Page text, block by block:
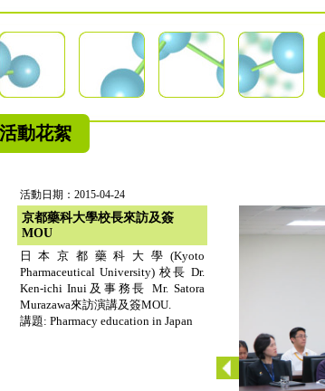
活動花絮
活動日期：2015-04-24
京都藥科大學校長來訪及簽
MOU
日本京都藥科大學(Kyoto
Pharmaceutical University) 校長 Dr.
Ken-ichi Inui及事務長 Mr. Satora
Murazawa來訪演講及簽MOU.
講題: Pharmacy education in Japan